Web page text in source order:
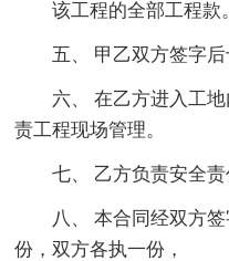
该工程的全部工程款。
五、 甲乙双方签字后
六、 在乙方进入工
责工程现场管理。
七、 乙方负责安全责
八、 本合同经双方
份，双方各执一份，